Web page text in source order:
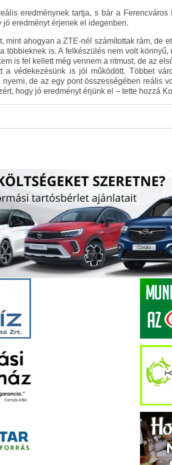
eredménynek tartja, s bár a Ferencváros
eredményt érjenek el idegenben.
mint ahogyan a ZTE-nél számítottak rám, de
többieknek is. A felkészülés nem volt
is fel kellett még vennem a ritmust, de az
a védekezésünk is jól működött. Többet
de az egy pont összességében reális
hogy jó eredményt érjünk el – tette hozzá